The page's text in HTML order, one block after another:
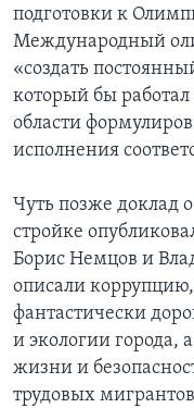
подготовки к
Международный
«создать
который бы
области
исполнения
Чуть позже доклад
стройке
Борис Немцов и
описали
фантастически
и экологии города,
жизни и
трудовых